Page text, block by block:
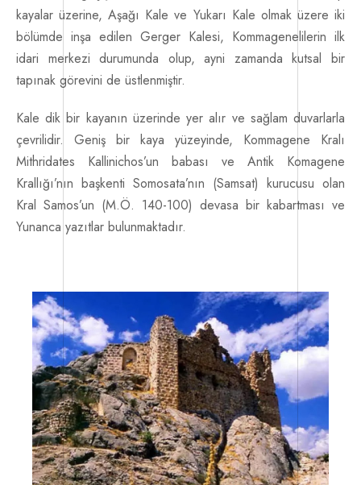
kayalar üzerine, Aşağı Kale ve Yukarı Kale olmak üzere iki
bölümde inşa edilen Gerger Kalesi, Kommagenelilerin ilk
idari merkezi durumunda olup, ayni zamanda kutsal bir
tapınak görevini de üstlenmiştir.
Kale dik bir kayanın üzerinde yer alır ve sağlam duvarlarla
çevrilidir. Geniş bir kaya yüzeyinde, Kommagene Kralı
Mithridates Kallinichos’un babası ve Antik Komagene
Krallığı’nın başkenti Somosata’nın (Samsat) kurucusu olan
Kral Samos’un (M.Ö. 140-100) devasa bir kabartması ve
Yunanca yazıtlar bulunmaktadır.